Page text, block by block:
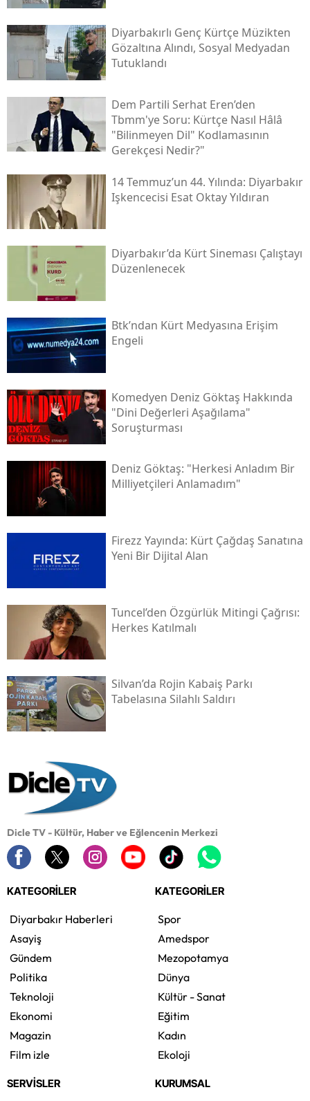
Diyarbakırlı Genç Kürtçe Müzikten
Gözaltına Alındı, Sosyal Medyadan
Tutuklandı
Dem Partili Serhat Eren’den
Tbmm'ye Soru: Kürtçe Nasıl Hâlâ
"bilinmeyen Dil" Kodlamasının
Gerekçesi Nedir?"
14 Temmuz’un 44. Yılında: Diyarbakır
Işkencecisi Esat Oktay Yıldıran
Diyarbakır’da Kürt Sineması Çalıştayı
Düzenlenecek
Btk’ndan Kürt Medyasına Erişim
Engeli
Komedyen Deniz Göktaş Hakkında
"dini Değerleri Aşağılama"
Soruşturması
Deniz Göktaş: "herkesi Anladım Bir
Milliyetçileri Anlamadım"
Firezz Yayında: Kürt Çağdaş Sanatına
Yeni Bir Dijital Alan
Tuncel’den Özgürlük Mitingi Çağrısı:
Herkes Katılmalı
Silvan’da Rojin Kabaiş Parkı
Tabelasına Silahlı Saldırı
Dicle TV - Kültür, Haber ve Eğlencenin Merkezi
KATEGORİLER
Diyarbakır Haberleri
Asayiş
Gündem
Politika
Teknoloji
Ekonomi
Magazin
Film izle
KATEGORİLER
Spor
Amedspor
Mezopotamya
Dünya
Kültür - Sanat
Eğitim
Kadın
Ekoloji
SERVİSLER KURUMSAL